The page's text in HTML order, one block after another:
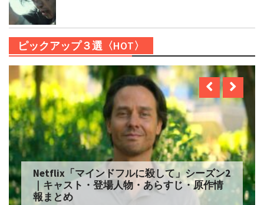
ピックアップ３選〈HOT〉
Netflix「マインドフルに殺して」シーズン2
｜キャスト・登場人物・あらすじ・原作情
報まとめ